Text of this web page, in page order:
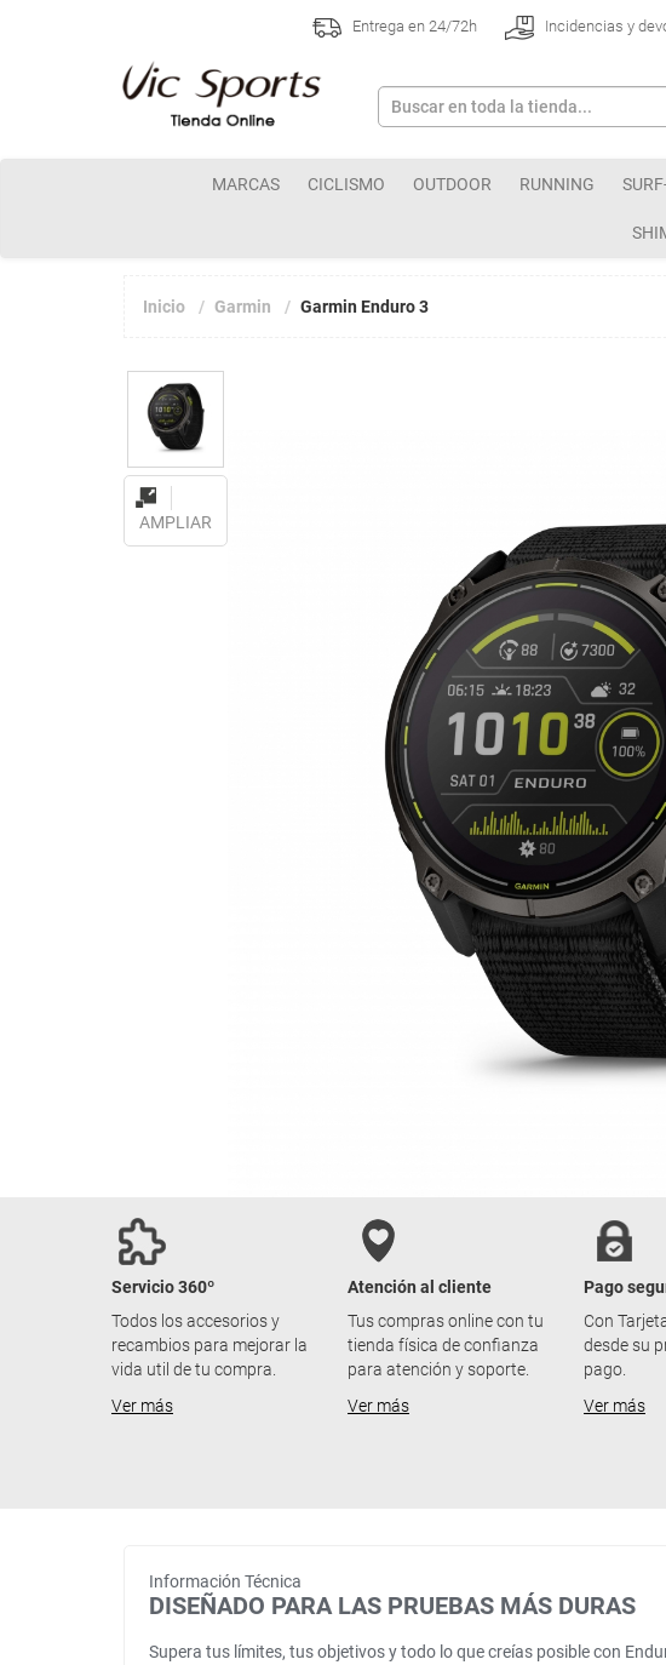
Entrega en 24/72h Incidencias y
MARCAS CICLISMO OUTDOOR RUNNING
Inicio Garmin Garmin Enduro 3
AMPLIAR
Servicio 360º
Todos los accesorios y
recambios para mejorar la
vida util de tu compra.
Ver más
Atención al cliente
Tus compras online con tu
tienda física de confianza
para atención y soporte.
Ver más
Pago
Con
desde su
pago.
Ver más
Información Técnica
DISEÑADO PARA LAS PRUEBAS MÁS DURAS
Supera tus límites, tus objetivos y todo lo que creías posible con